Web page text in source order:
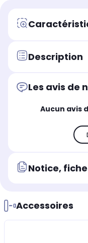
Description
Les avis de
Aucun avis
Notice,
Accessoires